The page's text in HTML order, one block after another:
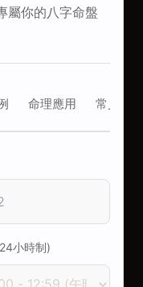
屬你的八字命盤
命理應用 常見問題
小時制)